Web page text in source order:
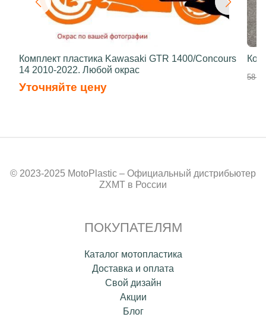
Комплект пластика Kawasaki GTR 1400/Concours
14 2010-2022. Любой окрас
Уточняйте цену
58
© 2023-2025 MotoPlastic – Официальный дистрибьютер
ZXMT в России
ПОКУПАТЕЛЯМ
Каталог мотопластика
Доставка и оплата
Свой дизайн
Акции
Блог